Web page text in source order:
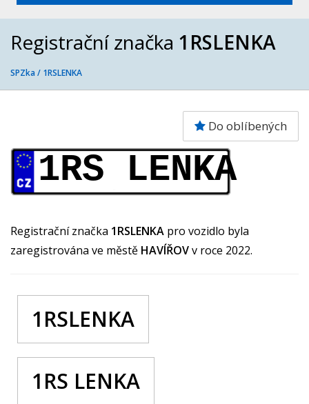
Registrační značka 1RSLENKA
SPZka / 1RSLENKA
Do oblíbených
1RS LENKA
Registrační značka 1RSLENKA pro vozidlo byla
zaregistrována ve městě HAVÍŘOVv roce 2022.
1RSLENKA
1RS LENKA